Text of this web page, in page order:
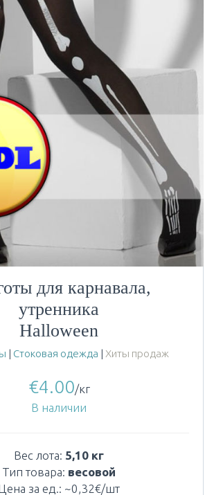
для карнавала,
утренника
Halloween
| Стоковая одежда | Хиты продаж
€4.00/кг
В наличии
Вес лота: 5,10 кг
Тип товара: весовой
за ед.: ~0,32€/шт